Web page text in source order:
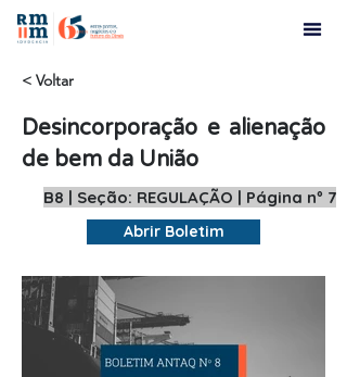
< Voltar
Desincorporação e alienação
de bem da União
B8 | Seção: REGULAÇÃO | Página nº 7
Abrir Boletim